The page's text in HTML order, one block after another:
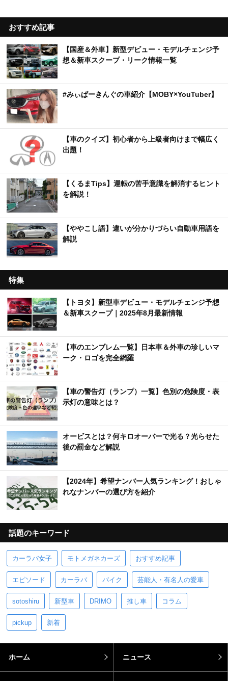
おすすめ記事
【国産＆外車】新型デビュー・モデルチェンジ予
想＆新車スクープ・リーク情報一覧
#みぃぱーきんぐの車紹介【MOBY×YouTuber】
【車のクイズ】初心者から上級者向けまで幅広く
出題！
【くるまTips】運転の苦手意識を解消するヒント
を解説！
【ややこし語】違いが分かりづらい自動車用語を
解説
特集
【トヨタ】新型車デビュー・モデルチェンジ予想
＆新車スクープ｜2025年8月最新情報
【車のエンブレム一覧】日本車＆外車の珍しいマ
ーク・ロゴを完全網羅
【車の警告灯（ランプ）一覧】色別の危険度・表
示灯の意味とは？
オービスとは？何キロオーバーで光る？光らせた
後の罰金など解説
【2024年】希望ナンバー人気ランキング！おしゃ
れなナンバーの選び方を紹介
話題のキーワード
カーラバ女子 モトメガネカーズ おすすめ記事
エピソード カーラバ バイク 芸能人・有名人の愛車
sotoshiru 新型車 DRIMO 推し車 コラム
pickup 新着
ホーム ニュース